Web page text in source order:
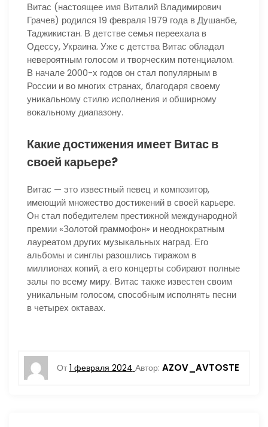
Витас (настоящее имя Виталий Владимирович
Грачев) родился 19 февраля 1979 года в Душанбе,
Таджикистан. В детстве семья переехала в
Одессу, Украина. Уже с детства Витас обладал
невероятным голосом и творческим потенциалом.
В начале 2000-х годов он стал популярным в
России и во многих странах, благодаря своему
уникальному стилю исполнения и обширному
вокальному диапазону.
Какие достижения имеет Витас в
своей карьере?
Витас — это известный певец и композитор,
имеющий множество достижений в своей карьере.
Он стал победителем престижной международной
премии «Золотой граммофон» и неоднократным
лауреатом других музыкальных наград. Его
альбомы и синглы разошлись тиражом в
миллионах копий, а его концерты собирают полные
залы по всему миру. Витас также известен своим
уникальным голосом, способным исполнять песни
в четырех октавах.
От 1 февраля 2024 Автор: AZOV_AVTOSTE